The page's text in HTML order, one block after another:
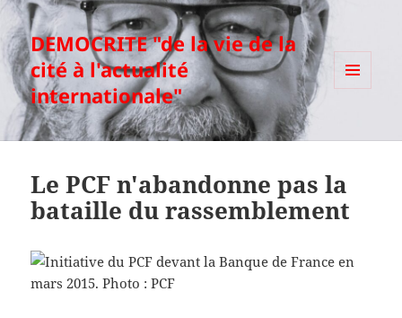
DEMOCRITE "de la vie de la
cité à l'actualité
internationale"
Le PCF n'abandonne pas la
bataille du rassemblement